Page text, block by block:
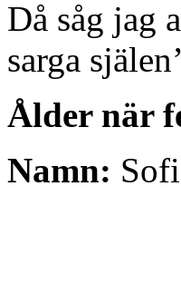
Då såg jag
sarga
Ålder när
Namn: